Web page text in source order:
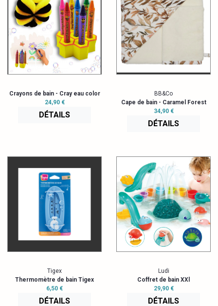
Crayons de bain - Cray eau color
24,90 €
DÉTAILS
BB&Co
Cape de bain - Caramel Forest
34,90 €
DÉTAILS
Tigex
Thermomètre de bain Tigex
6,50 €
DÉTAILS
Ludi
Coffret de bain XXl
29,90 €
DÉTAILS